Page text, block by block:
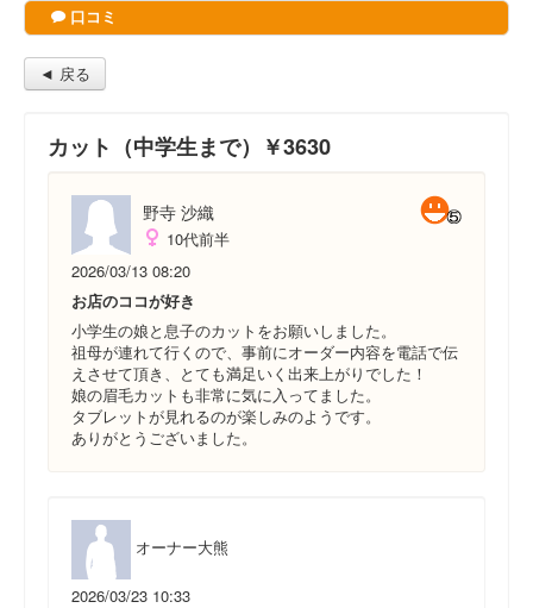
口コミ
◄ 戻る
カット（中学生まで）￥3630
野寺 沙織
10代前半
2026/03/13 08:20
お店のココが好き
小学生の娘と息子のカットをお願いしました。
祖母が連れて行くので、事前にオーダー内容を電話で伝
えさせて頂き、とても満足いく出来上がりでした！
娘の眉毛カットも非常に気に入ってました。
タブレットが見れるのが楽しみのようです。
ありがとうございました。
オーナー大熊
2026/03/23 10:33